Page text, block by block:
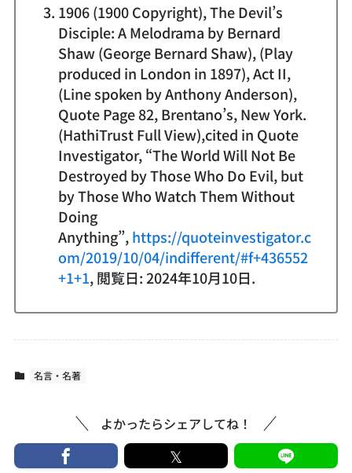
1906 (1900 Copyright), The Devil’s
Disciple: A Melodrama by Bernard
Shaw (George Bernard Shaw), (Play
produced in London in 1897), Act II,
(Line spoken by Anthony Anderson),
Quote Page 82, Brentano’s, New York.
(HathiTrust Full View),cited in Quote
Investigator, “The World Will Not Be
Destroyed by Those Who Do Evil, but
by Those Who Watch Them Without
Doing
Anything”,https://quoteinvestigator.c
om/2019/10/04/indifferent/#f+436552
+1+1, 閲覧日: 2024年10月10日.
名言・名著
よかったらシェアしてね！